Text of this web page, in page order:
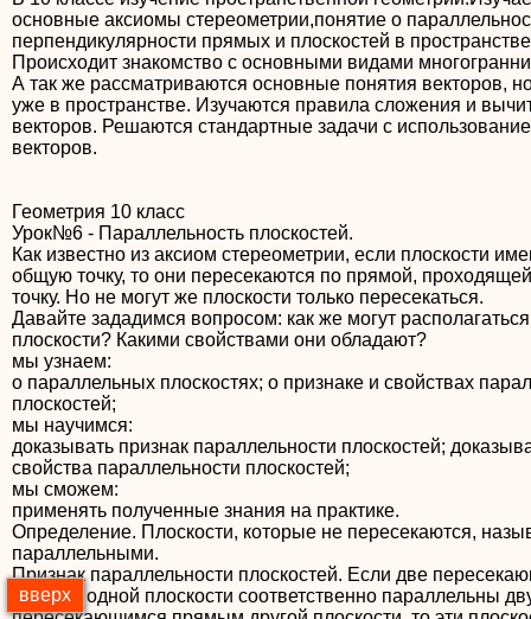
основные аксиомы стереометрии,понятие о
перпендикулярности прямых и плоскостей в
Происходит знакомство с основными видами
А так же рассматриваются основные понятия векторов,
уже в пространстве. Изучаются правила сложения и
векторов. Решаются стандартные задачи с
векторов.
Геометрия 10 класс
Урок№6 - Параллельность плоскостей.
Как известно из аксиом стереометрии, если плоскости
общую точку, то они пересекаются по прямой, проходящей
точку. Но не могут же плоскости только пересекаться.
Давайте зададимся вопросом: как же могут располагаться
плоскости? Какими свойствами они обладают?
мы узнаем:
о параллельных плоскостях; о признаке и свойствах
плоскостей;
мы научимся:
доказывать признак параллельности плоскостей;
свойства параллельности плоскостей;
мы сможем:
применять полученные знания на практике.
Определение. Плоскости, которые не пересекаются,
параллельными.
Признак параллельности плоскостей. Если две
прямые одной плоскости соответственно параллельны
вверх